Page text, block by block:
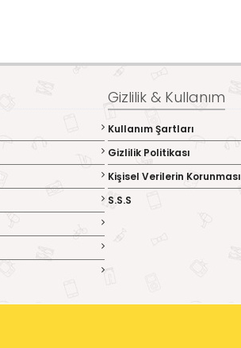
Gizlilik & Kullanım
Kullanım Şartları
Gizlilik Politikası
Kişisel Verilerin Korunması
S.S.S